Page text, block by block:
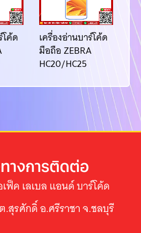
โค้ด
เครื่องอ่านบาร์โค้ด
มือถือ ZEBRA
HC20/HC25
มื
างการติดต่อ
ฟ็ค เลเบล แอนด์ บาร์โค้ด
สุรศักดิ์ อ.ศรีราชา จ.ชลบุรี